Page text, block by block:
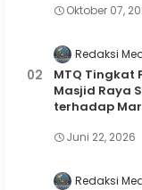
Oktober 07,
Redaksi
MTQ Tingkat
Masjid Raya
terhadap
Juni 22, 2026
Redaksi